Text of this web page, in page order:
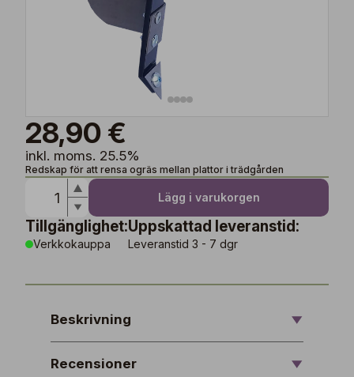
28,90 €
inkl. moms. 25.5%
Redskap för att rensa ogräs mellan plattor i trädgården
Lägg i varukorgen
Tillgänglighet:
Verkkokauppa
Uppskattad leveranstid:
Leveranstid 3 - 7 dgr
Beskrivning
Recensioner